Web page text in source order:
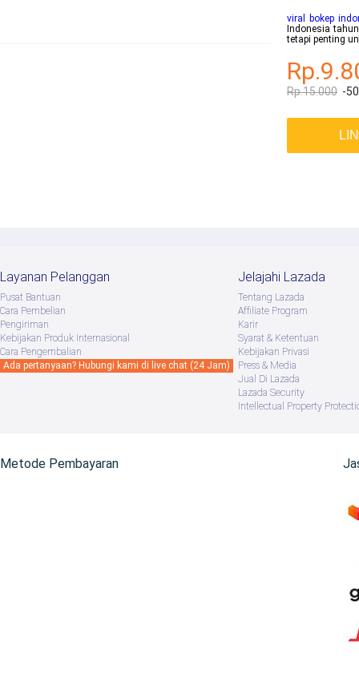
viral bokep
Indonesia
tetapi penting
Rp.15.000 -
Layanan Pelanggan
Pusat Bantuan
Cara Pembelian
Pengiriman
Kebijakan Produk Internasional
Cara Pengembalian
Ada pertanyaan? Hubungi kami di live chat (24 Jam)
Jelajahi Lazada
Tentang Lazada
Afﬁliate Program
Karir
Syarat & Ketentuan
Kebijakan Privasi
Press & Media
Jual Di Lazada
Lazada Security
Intellectual Property
Metode Pembayaran